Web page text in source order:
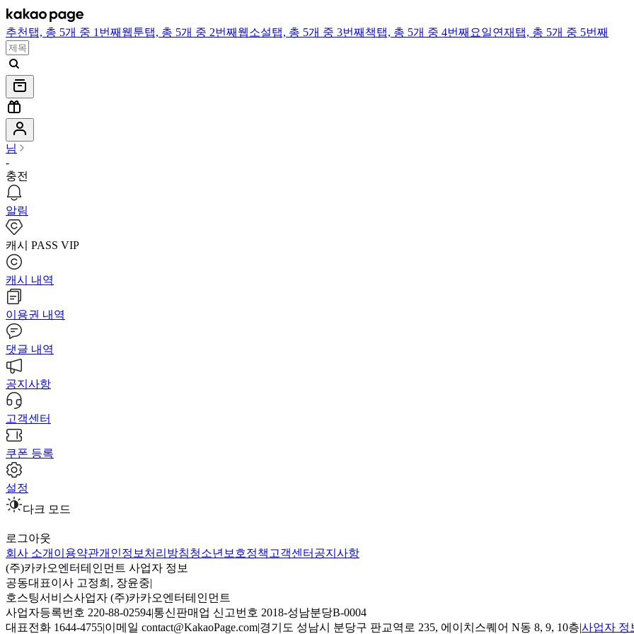
추천 탭, 총 5개 중 1번째 웹툰탭, 총 5개 중 2번째 웹소설탭, 총 5개 중 3번째 책탭, 총 5개 중 4번째 요일연재 탭, 총 5개 중 5번째
님
-
충전
알림
캐시 PASS VIP
캐시 내역
이용권 내역
댓글 내역
공지사항
고객센터
쿠폰 등록
설정
다크 모드
로그아웃
회사 소개 이용약관개인정보처리방침청소년보호정책 고객센터 공지사항
(주)카카오엔터테인먼트 사업자 정보
공동대표이사 고정희, 장윤중|
호스팅서비스사업자 (주)카카오엔터테인먼트
사업자등록번호 220-88-02594|통신판매업 신고번호 2018-성남분당B-0004
대표전화 1644-4755|이메일 contact@KakaoPage.com|경기도 성남시 분당구 판교역로 235, 에이치스퀘어 N동 8, 9, 10층|사업자 정